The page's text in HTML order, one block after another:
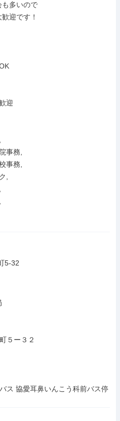
も多いので
迎です！
迎
事務,
事務,
,
5-32
５ー３２
ス 協愛耳鼻いんこう科前バス停